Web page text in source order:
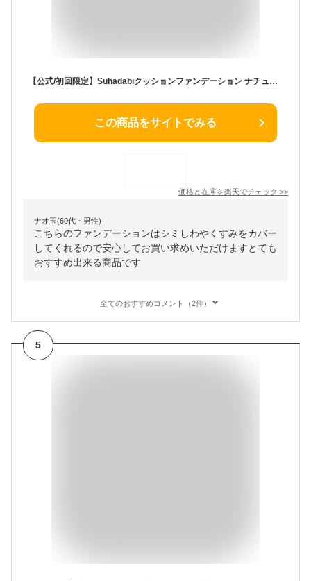
【公式/初回限定】Suhadabiクッションファンデーション ナチュラルベージュ ナチュラルオークル / SPF50+ リキッドファンデ 40代 50代 60代 70代 80代 ツヤ シミ シワ くすみ カバー力 崩れない 時短メイク
この商品をサイトでみる
価格と在庫を楽天でチェック >>
ナオ玉(60代・男性)
こちらのファンデーションはシミしわやくすみをカバー
してくれるので安心してお買い求めいただけますとても
おすすめ出来る商品です
全てのおすすめコメント（2件）
5